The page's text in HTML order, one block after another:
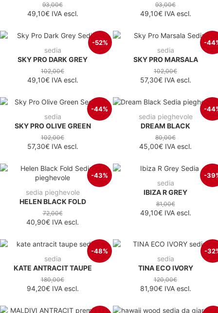
93,00€
49,10€IVA escl.
93,00€
49,10€IVA escl.
-52%
sedia
SKY PRO DARK GREY
102,00€
49,10€IVA escl.
-
sedia
SKY PRO MARSALA
102,00€
57,30€IVA escl.
-44%
sedia
SKY PRO OLIVE GREEN
102,00€
57,30€IVA escl.
-
sedia pieghevole
DREAM BLACK
80,00€
45,00€ IVA escl.
-43%
sedia pieghevole
HELEN BLACK FOLD
72,00€
40,90€ IVA escl.
-
sedia
IBIZA R GREY
81,00€
49,10€IVA escl.
-48%
sedia
KATE ANTRACIT TAUPE
180,00€
94,20€IVA escl.
-
sedia
TINA ECO IVORY
120,00€
81,90€IVA escl.